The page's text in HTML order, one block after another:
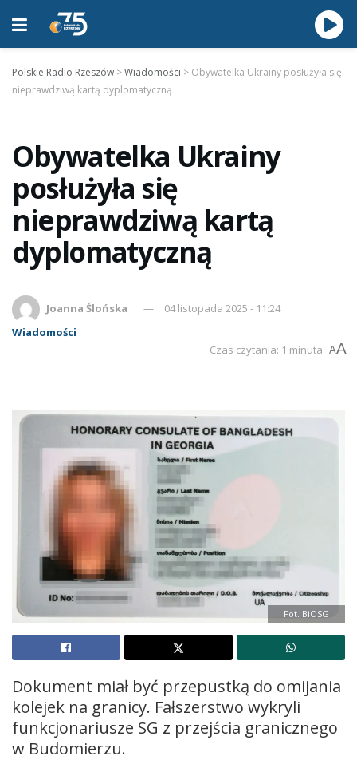
Polskie Radio Rzeszów >Wiadomości > Obywatelka Ukrainy posłużyła się
nieprawdziwą kartą dyplomatyczną
Obywatelka Ukrainy
posłużyła się
nieprawdziwą kartą
dyplomatyczną
Joanna Ślońska
04 listopada 2025 - 11:24
Wiadomości
Czas czytania: 1 minuta AA
Fot. BiOSG
Dokument miał być przepustką do omijania
kolejek na granicy. Fałszerstwo wykryli
funkcjonariusze SG z przejścia granicznego
w Budomierzu.